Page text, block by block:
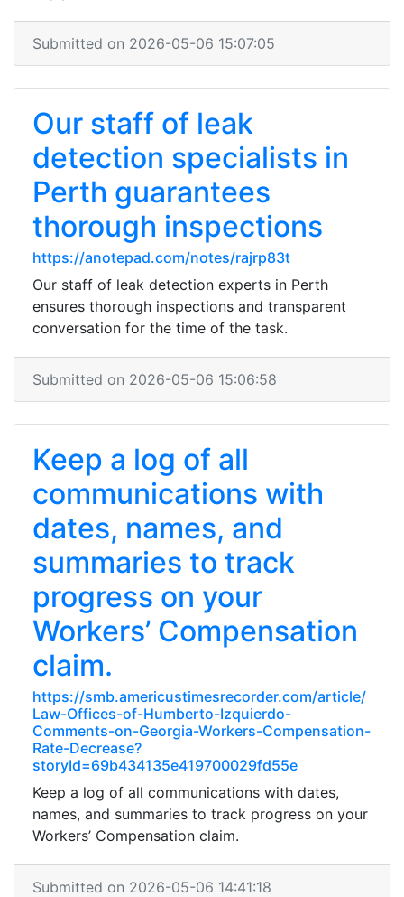
Submitted on 2026-05-06 15:07:05
Our staff of leak
detection specialists in
Perth guarantees
thorough inspections
https://anotepad.com/notes/rajrp83t
Our staff of leak detection experts in Perth
ensures thorough inspections and transparent
conversation for the time of the task.
Submitted on 2026-05-06 15:06:58
Keep a log of all
communications with
dates, names, and
summaries to track
progress on your
Workers’ Compensation
claim.
https://smb.americustimesrecorder.com/article/
Law-Offices-of-Humberto-Izquierdo-
Comments-on-Georgia-Workers-Compensation-
Rate-Decrease?
storyId=69b434135e419700029fd55e
Keep a log of all communications with dates,
names, and summaries to track progress on your
Workers’ Compensation claim.
Submitted on 2026-05-06 14:41:18